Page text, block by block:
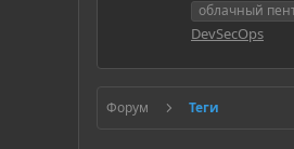
облачный
DevSecOps
Форум Теги